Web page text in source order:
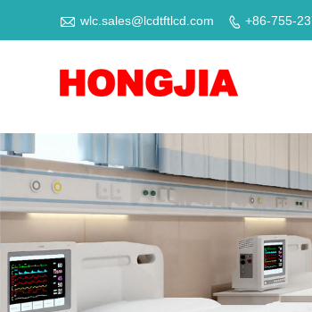
 wlc.sales@lcdtftlcd.com  +86-755-